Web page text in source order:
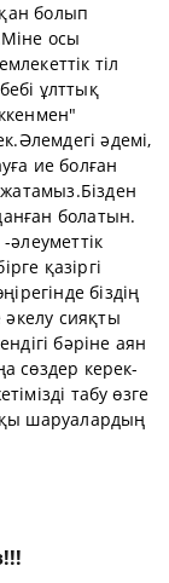
болып
осы
тіл
ұлттық
әдемі,
ие болған
болатын.
қазіргі
біздің
әкелу сияқты
бәріне аян
сөздер керек-
табу өзге
шаруалардың